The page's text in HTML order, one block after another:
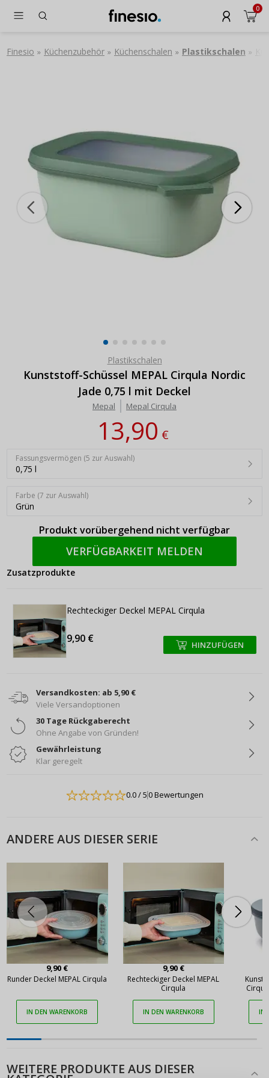
0
Finesio » Küchenzubehör » Küchenschalen » Plastikschalen »
Plastikschalen
Kunststoff-Schüssel MEPAL Cirqula Nordic
Jade 0,75 l mit Deckel
Mepal Mepal Cirqula
13,90€
Fassungsvermögen (5 zur Auswahl)
0,75 l
Farbe (7 zur Auswahl)
Grün
Produkt vorübergehend nicht verfügbar
VERFÜGBARKEIT MELDEN
Zusatzprodukte
Rechteckiger Deckel MEPAL Cirqula
9,90 € +
+ HINZUFÜGEN
Versandkosten: ab 5,90 €
Viele Versandoptionen
30 Tage Rückgaberecht
Ohne Angabe von Gründen!
Gewährleistung
Klar geregelt
0.0/ 50 Bewertungen
ANDERE AUS DIESER SERIE
9,90 €
Runder Deckel MEPAL Cirqula
IN DEN WARENKORB
9,90 €
Rechteckiger Deckel MEPAL
Cirqula
IN DEN WARENKORB IN
WEITERE PRODUKTE AUS DIESER
ANMELDEN REGISTRIEREN